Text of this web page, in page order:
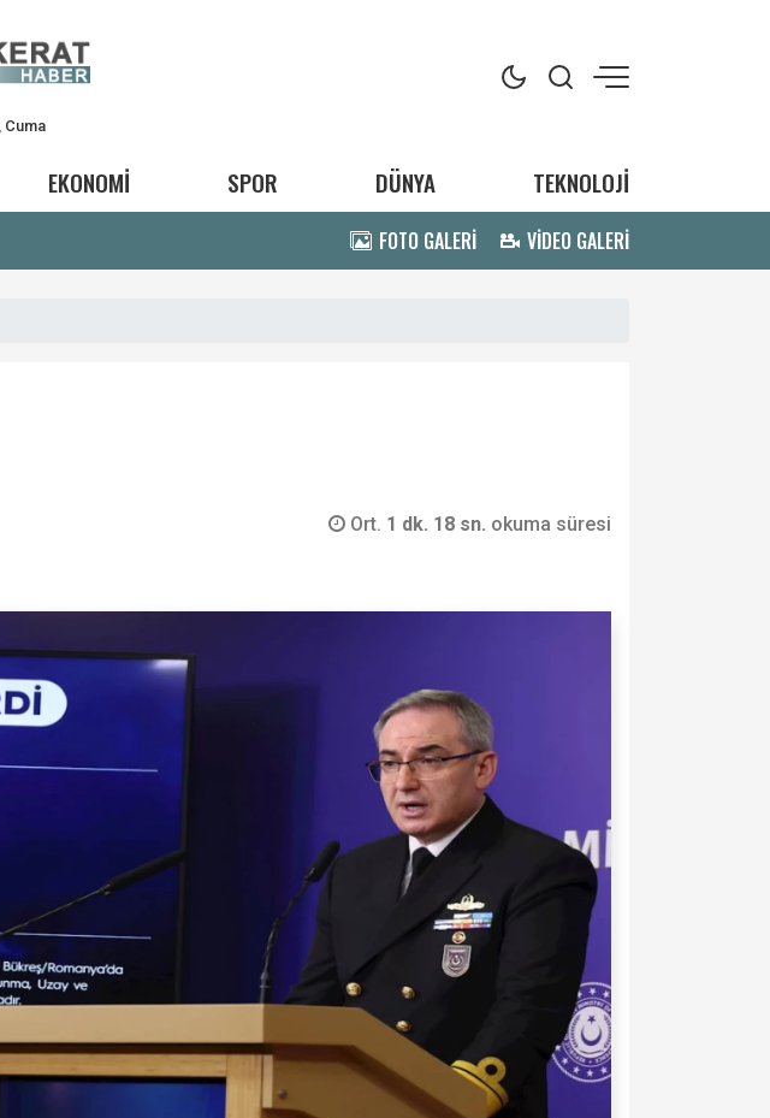
Cuma
EKONOMİ SPOR DÜNYA TEKNOLOJİ
FOTO GALERİ VİDEO GALERİ
Ort. 1 dk. 18 sn. okuma süresi